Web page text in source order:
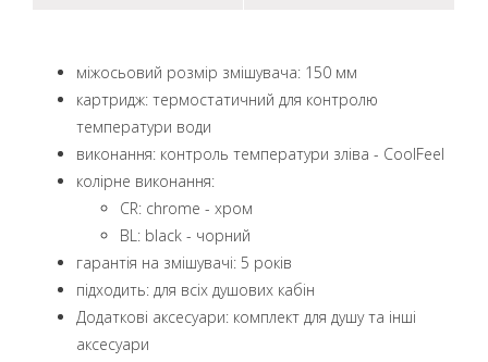
міжосьовий розмір змішувача: 150 мм
картридж: термостатичний для контролю
температури води
виконання: контроль температури зліва - CoolFeel
колірне виконання:
CR: chrome - хром
BL: black - чорний
гарантія на змішувачі: 5 років
підходить: для всіх душових кабін
Додаткові аксесуари: комплект для душу та інші
аксесуари